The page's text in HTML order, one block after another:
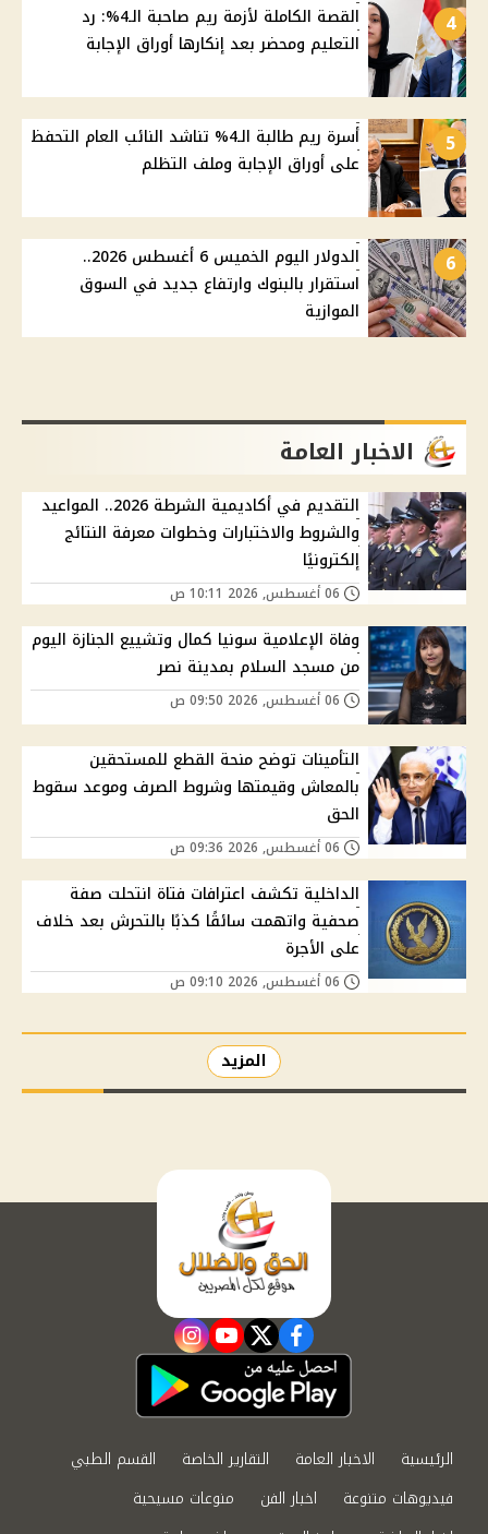
4
القصة الكاملة لأزمة ريم صاحبة الـ4%: رد
التعليم ومحضر بعد إنكارها أوراق الإجابة
5
أسرة ريم طالبة الـ4% تناشد النائب العام التحفظ
على أوراق الإجابة وملف التظلم
6
الدولار اليوم الخميس 6 أغسطس 2026..
استقرار بالبنوك وارتفاع جديد في السوق
الموازية
الاخبار العامة
التقديم في أكاديمية الشرطة 2026.. المواعيد
والشروط والاختبارات وخطوات معرفة النتائج
إلكترونيًا
وفاة الإعلامية سونيا كمال وتشييع الجنازة اليوم
من مسجد السلام بمدينة نصر
التأمينات توضح منحة القطع للمستحقين
بالمعاش وقيمتها وشروط الصرف وموعد سقوط
الحق
الداخلية تكشف اعترافات فتاة انتحلت صفة
صحفية واتهمت سائقًا كذبًا بالتحرش بعد خلاف
على الأجرة
المزيد
facebook
twitter
youtube
instagram
الرئيسية الاخبار العامة التقارير الخاصة
القسم الطبي
فيديوهات متنوعة
اخبار الفن
منوعات مسيحية